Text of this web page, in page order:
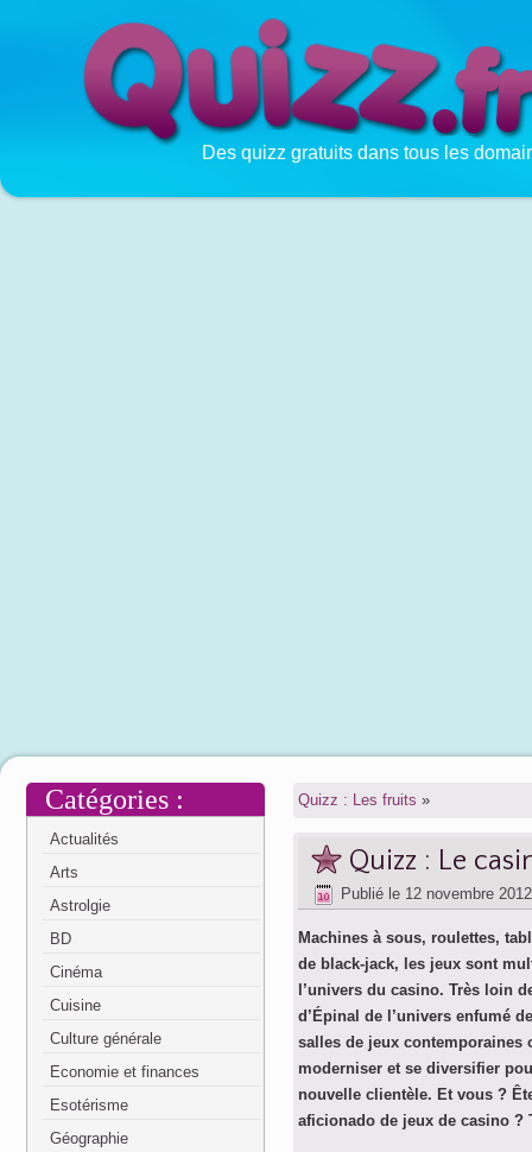
Des quizz gratuits dans tous les
Catégories :
Actualités
Arts
Astrolgie
BD
Cinéma
Cuisine
Culture générale
Economie et finances
Esotérisme
Géographie
Quizz : Les fruits »
Quizz : Le
Publié le 12 novembre 2012
Machines à sous, roulettes,
de black-jack, les jeux sont
l’univers du casino. Très loin
d’Épinal de l’univers enfumé
salles de jeux contemporaines
moderniser et se diversifier
nouvelle clientèle. Et vous ?
aficionado de jeux de casino ?